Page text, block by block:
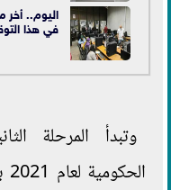
اليوم.. أخر
في هذا
وتبدأ المرحلة